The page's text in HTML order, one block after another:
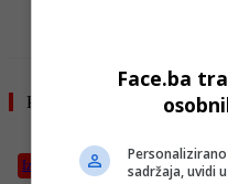
Pročitajte još
Izdvojeno
Face.ba
sadržaja, uvidi